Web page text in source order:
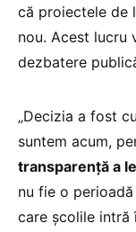
că proiectele de
nou. Acest lucru
dezbatere
„Decizia a fost
suntem acum,
transparență a
nu fie o
care școlile intră